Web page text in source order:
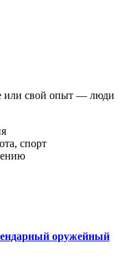
или свой опыт — люди
спорт
оружейный